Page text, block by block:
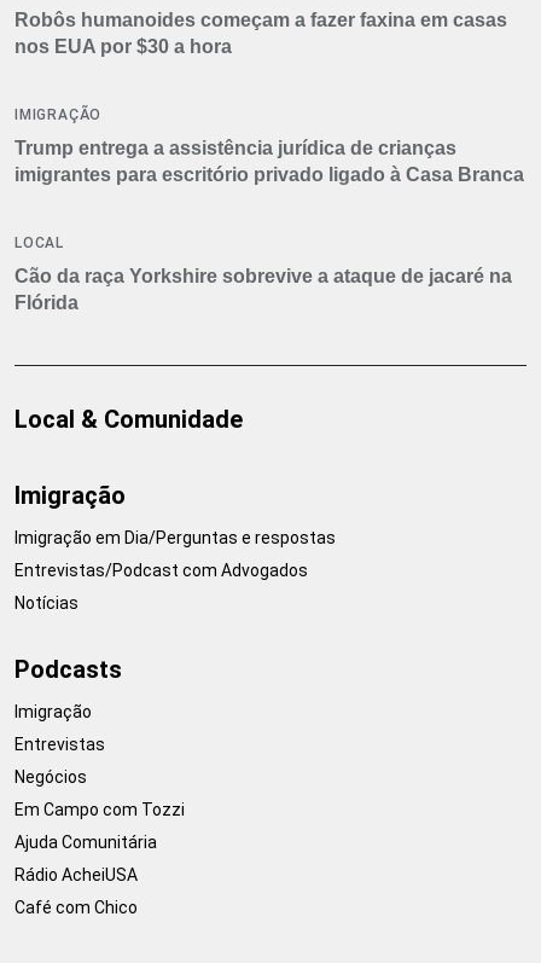
Robôs humanoides começam a fazer faxina em casas
nos EUA por $30 a hora
IMIGRAÇÃO
Trump entrega a assistência jurídica de crianças
imigrantes para escritório privado ligado à Casa Branca
LOCAL
Cão da raça Yorkshire sobrevive a ataque de jacaré na
Flórida
Local & Comunidade
Imigração
Imigração em Dia/Perguntas e respostas
Entrevistas/Podcast com Advogados
Notícias
Podcasts
Imigração
Entrevistas
Negócios
Em Campo com Tozzi
Ajuda Comunitária
Rádio AcheiUSA
Café com Chico